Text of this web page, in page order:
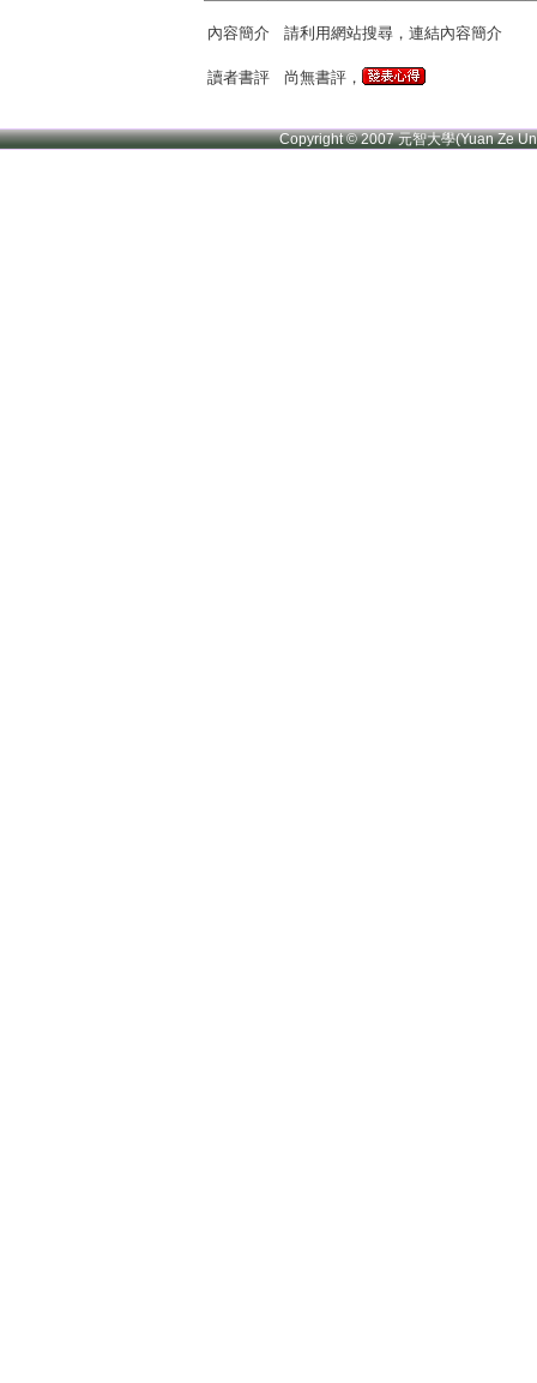
內容簡介 請利用網站搜尋，連結內容簡介
讀者書評 尚無書評，
Copyright © 2007 元智大學(Yuan Ze